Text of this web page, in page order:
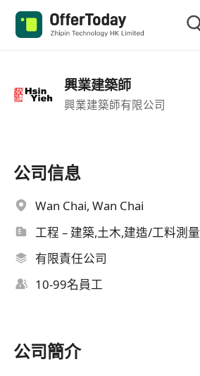
興業建築師
興業建築師有限公司
公司信息
Wan Chai, Wan Chai
工程 – 建築,土木,建造/工料測量
有限責任公司
10-99名員工
公司簡介